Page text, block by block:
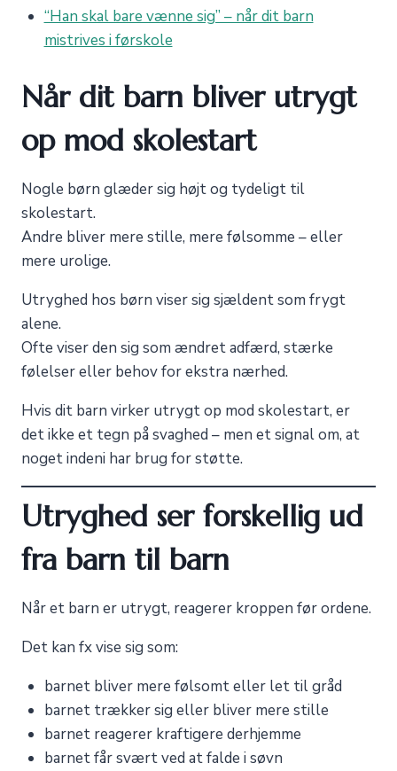
“Han skal bare vænne sig” – når dit barn
mistrives i førskole
Når dit barn bliver utrygt
op mod skolestart
Nogle børn glæder sig højt og tydeligt til
skolestart.
Andre bliver mere stille, mere følsomme – eller
mere urolige.
Utryghed hos børn viser sig sjældent som frygt
alene.
Ofte viser den sig som ændret adfærd, stærke
følelser eller behov for ekstra nærhed.
Hvis dit barn virker utrygt op mod skolestart, er
det ikke et tegn på svaghed – men et signal om, at
noget indeni har brug for støtte.
Utryghed ser forskellig ud
fra barn til barn
Når et barn er utrygt, reagerer kroppen før ordene.
Det kan fx vise sig som:
barnet bliver mere følsomt eller let til gråd
barnet trækker sig eller bliver mere stille
barnet reagerer kraftigere derhjemme
barnet får svært ved at falde i søvn